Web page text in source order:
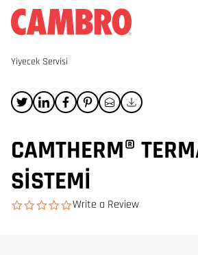
Yiyecek Servisi
CAMTHERM®
SISTEMI
0.0 star rating
Write a Review